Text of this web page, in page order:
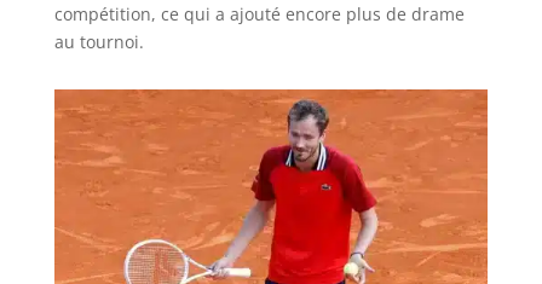
compétition, ce qui a ajouté encore plus de drame
au tournoi.